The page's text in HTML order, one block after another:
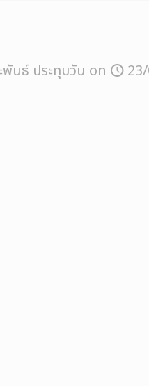
พันธ์ ประทุมวัน on